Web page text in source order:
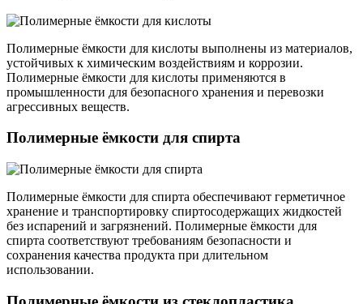
Полимерные ёмкости для кислоты выполнены из материалов,
устойчивых к химическим воздействиям и коррозии.
Полимерные ёмкости для кислоты применяются в
промышленности для безопасного хранения и перевозки
агрессивных веществ.
Полимерные ёмкости для спирта
Полимерные ёмкости для спирта обеспечивают герметичное
хранение и транспортировку спиртосодержащих жидкостей
без испарений и загрязнений. Полимерные ёмкости для
спирта соответствуют требованиям безопасности и
сохранения качества продукта при длительном
использовании.